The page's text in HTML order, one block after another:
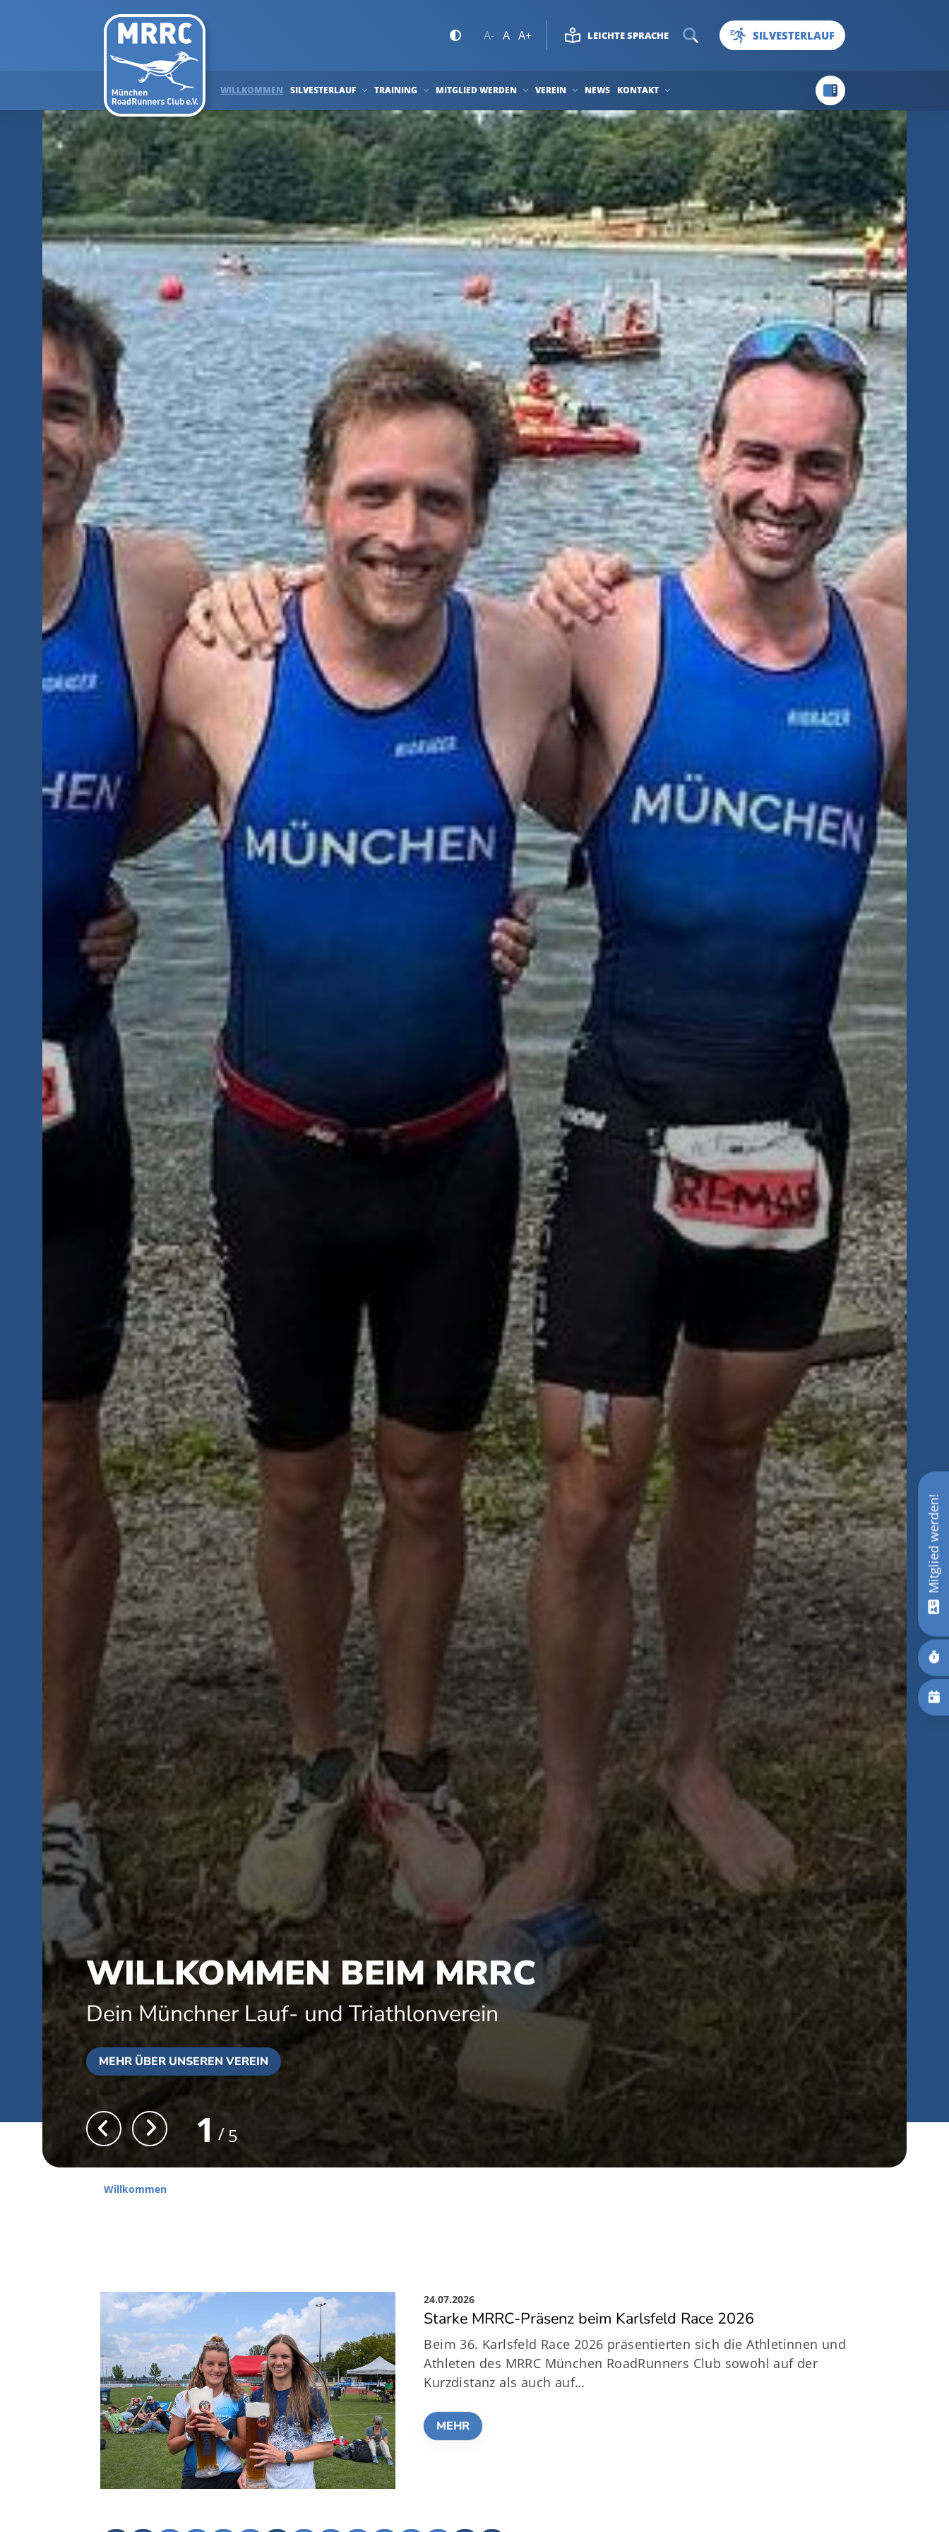
A- A A+ LEICHTE SPRACHE SILVESTERLAUF
WILLKOMMEN SILVESTERLAUF TRAINING MITGLIED WERDEN VEREIN NEWS KONTAKT
WILLKOMMEN BEIM MRRC
Dein Münchner Lauf- und Triathlonverein
MEHR ÜBER UNSEREN VEREIN
1 5
Willkommen
24.07.2026
Starke MRRC-Präsenz beim Karlsfeld Race 2026
Beim 36. Karlsfeld Race 2026 präsentierten sich die Athletinnen und
Athleten des MRRC München RoadRunners Club sowohl auf der
Kurzdistanz als auch auf…
MEHR
Mitglied werden!
Geschäftsstelle
München RoadRunners Club e.V.
Hohenlohestraße 67
80637 München
089-15780564
info@mrrc.de
Training
Trainingszeiten
Schwimmakademie
Laufen
Triathlon
Mitglieder-Service
Beiträge & Konditionen
Online-Mitgliedsantrag
Fragen & Antworten